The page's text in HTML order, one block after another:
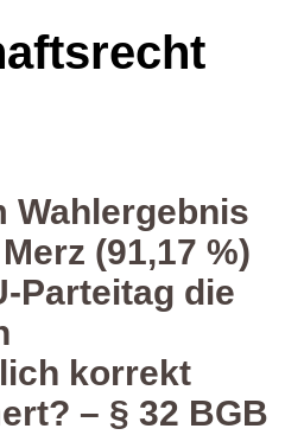
Wahlergebnis
(91,17 %)
Parteitag die
korrekt
– § 32 BGB